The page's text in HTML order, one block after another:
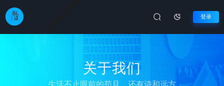
登录
关于我们
生活不止眼前的苟且，还有诗和远方